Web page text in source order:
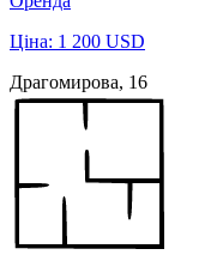
Ціна: 1 200 USD
Драгомирова, 16